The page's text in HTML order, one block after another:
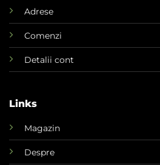
Adrese
Comenzi
Detalii cont
Links
Magazin
Despre